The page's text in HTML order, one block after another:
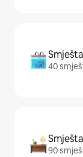
40
90